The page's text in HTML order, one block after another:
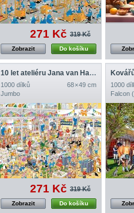
271 Kč 319 Kč
Do košíku
Zobrazit
10 let ateliéru Jana van Haasterena
1000 dílků
68 × 49 cm
Jumbo
271 Kč 319 Kč
Do košíku
Zobrazit
1000
Falcon